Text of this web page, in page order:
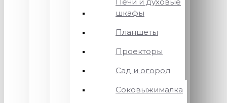
шкафы
Планшеты
Проекторы
Сад и огород
Соковыжималка